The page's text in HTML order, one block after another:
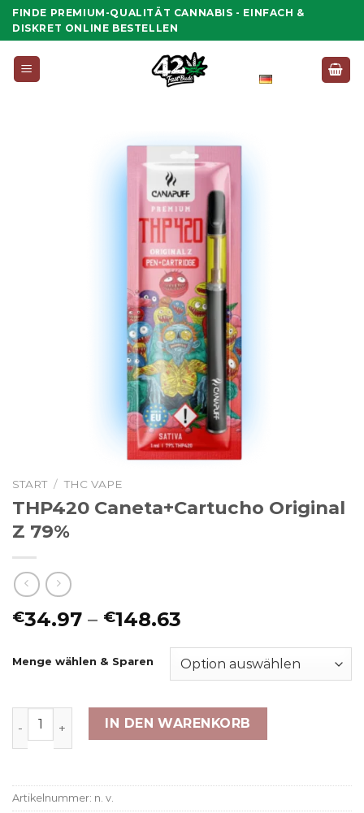
Zum
Inhalt
FINDE PREMIUM-QUALITÄT CANNABIS - EINFACH &
DISKRET ONLINE BESTELLEN
START / THC VAPE
THP420 Caneta+Cartucho Original
Z 79%
€34.97 – €148.63
bis
€148.63
Menge wählen & Sparen
THP420 Caneta+Cartucho Original Z 79% Menge
IN DEN WARENKORB
Artikelnummer: n. v.